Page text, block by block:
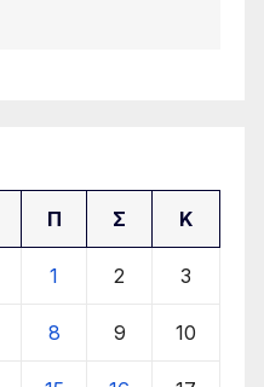
Π Σ Κ
1 2 3
8 9 10